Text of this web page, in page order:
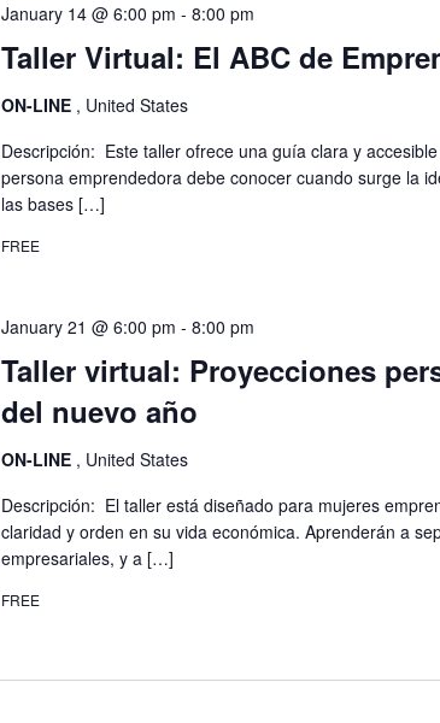
Taller Virtual: El ABC de
January 14 @ 6:00 pm - 8:00 pm
ON-LINE , United States
Descripción: Este taller ofrece una guía clara y
persona emprendedora debe conocer cuando surge la
las bases […]
FREE
Taller virtual: Proyecciones
del nuevo año
January 21 @ 6:00 pm - 8:00 pm
ON-LINE , United States
Descripción: El taller está diseñado para mujeres
claridad y orden en su vida económica. Aprenderán a
empresariales, y a […]
FREE